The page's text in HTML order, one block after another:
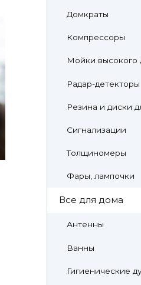
Домкраты
Компрессоры
Мойки высокого
Радар-детекторы
Резина и диски
Сигнализации
Толщиномеры
Фары, лампочки
Все для дома
Антенны
Ванны
Гигиенические